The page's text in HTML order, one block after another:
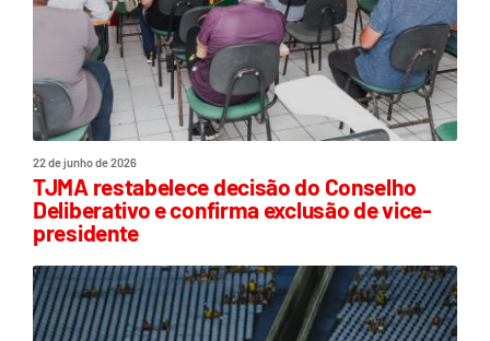
22 de junho de 2026
TJMA restabelece decisão do Conselho
Deliberativo e confirma exclusão de vice-
presidente